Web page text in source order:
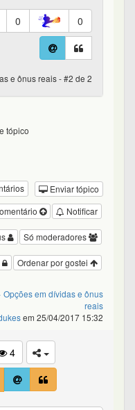
0 0
e ônus reais - #2 de 2
tópico
Enviar tópico
Notificar
Só moderadores
Ordenar por gostei
Opções em dívidas e ônus
reais
em 25/04/2017 15:32
4